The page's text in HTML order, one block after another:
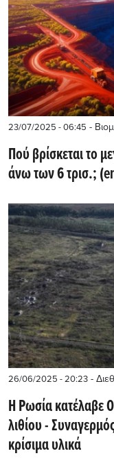
23/07/2025 - 06:45 -
Πού βρίσκεται το
άνω των 6 τρισ.;
26/06/2025 - 20:23 -
Η Ρωσία κατέλαβε
λιθίου -
κρίσιμα υλικά